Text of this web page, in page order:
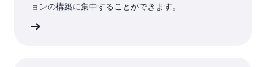
ョンの構築に集中することができます。